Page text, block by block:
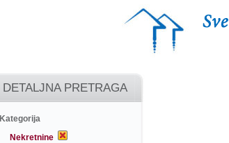
DETALJNA PRETRAGA
Kategorija
Nekretnine